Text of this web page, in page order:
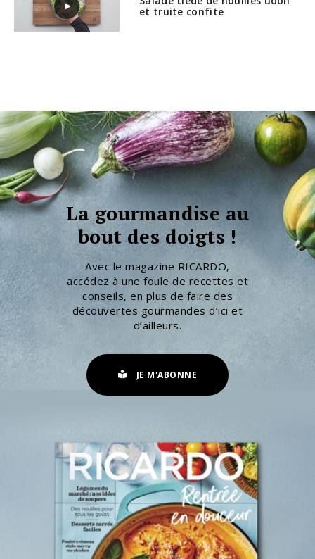
et truite confite
La gourmandise au
bout des doigts !
Avec le magazine RICARDO,
accédez à une foule de recettes et
conseils, en plus de faire des
découvertes gourmandes d’ici et
d’ailleurs.
JE M'ABONNE